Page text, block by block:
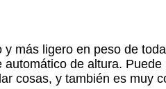
más ligero en peso de
de altura. Puede
cosas, y también es muy